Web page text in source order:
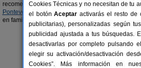
recomendamos visitar la sección decasas rurales
Pontevedra . Reserva online y prepárate para
en familias de las vacaciones que os merecéis.
Cookies Técnicas y no necesitan de tu
el botónAceptar activarás el resto de
publicitarias), personalizadas según
publicidad ajustada a tus búsquedas.
desactivarlas por completo pulsando
elegir su activación/desactivación
Cookies”. Más información en